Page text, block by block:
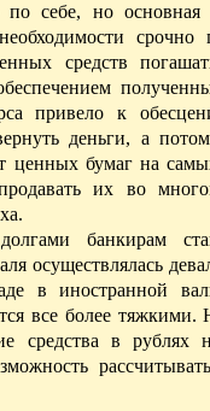
себе, но основная
срочно
средств
привело к
деньги, а
ценных бумаг на
их во
банкирам
осуществлялась
в иностранной
все более
средства в рублях